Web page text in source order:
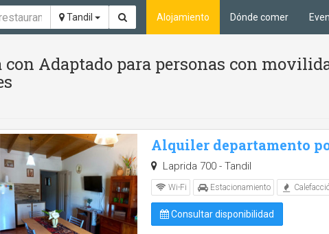
Tandil Alojamiento Dónde comer
con Adaptado para personas con
Alquiler departamento
Laprida 700 - Tandil
Wi-Fi Estacionamiento
Consultar disponibilidad